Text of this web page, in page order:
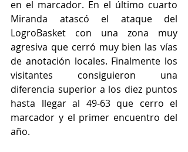
en el marcador. En el último cuarto
Miranda atascó el ataque del
LogroBasket con una zona muy
agresiva que cerró muy bien las vías
de anotación locales. Finalmente los
visitantes consiguieron una
diferencia superior a los diez puntos
hasta llegar al 49-63 que cerro el
marcador y el primer encuentro del
año.